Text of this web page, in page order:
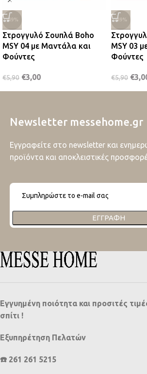
-49%
Στρογγυλό Σουπλά Boho
MSY 04 με Μαντάλα και
Φούντες
€5,90 €3,00
-49%
MSY 03
Φούντες
€5,90 €
Newsletter messehome.gr
Εγγραφείτε στο newsletter και
προϊόντα και αποκλειστικές
ΕΓΓΡΑΦΉ
Εγγυημένη ποιότητα και προσιτές
σπίτι !
Εξυπηρέτηση Πελατών
☎️ 261 261 5215